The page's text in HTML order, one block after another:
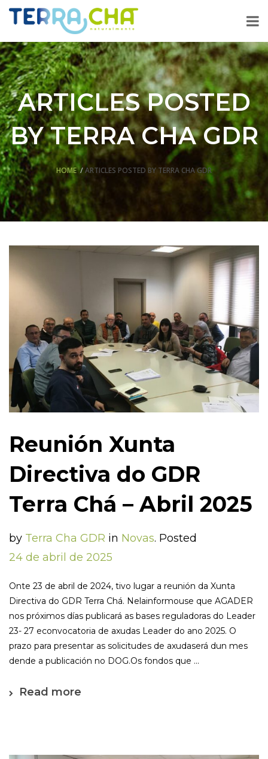
ARTICLES POSTED
BY TERRA CHA GDR
HOME ARTICLES POSTED BY TERRA CHA GDR
Reunión Xunta
Directiva do GDR
Terra Chá – Abril 2025
by Terra Cha GDR in Novas. Posted
24 de abril de 2025
Onte 23 de abril de 2024, tivo lugar a reunión da Xunta
Directiva do GDR Terra Chá. Nelainformouse que AGADER
nos próximos días publicará as bases reguladoras do Leader
23- 27 econvocatoria de axudas Leader do ano 2025. O
prazo para presentar as solicitudes de axudaserá dun mes
dende a publicación no DOG.Os fondos que ...
Read more